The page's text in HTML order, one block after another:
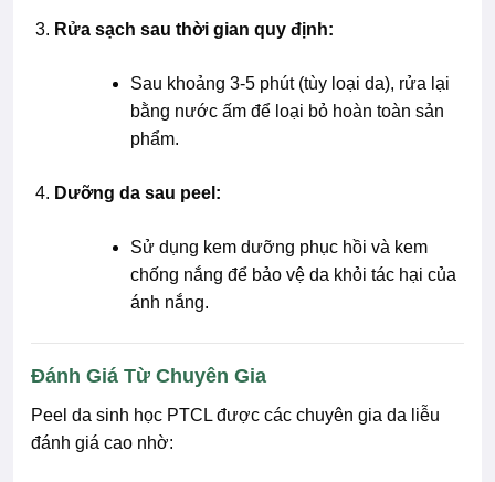
Rửa sạch sau thời gian quy định:
Sau khoảng 3-5 phút (tùy loại da), rửa lại
bằng nước ấm để loại bỏ hoàn toàn sản
phẩm.
Dưỡng da sau peel:
Sử dụng kem dưỡng phục hồi và kem
chống nắng để bảo vệ da khỏi tác hại của
ánh nắng.
Đánh Giá Từ Chuyên Gia
Peel da sinh học PTCL được các chuyên gia da liễu
đánh giá cao nhờ: